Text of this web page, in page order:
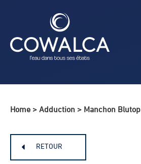
Home > Adduction > Manchon Blutop
RETOUR